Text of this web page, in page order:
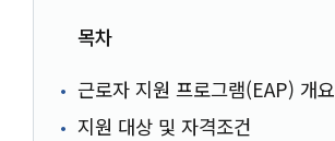
목차
근로자 지원 프로그램(EAP) 개요
지원 대상 및 자격조건